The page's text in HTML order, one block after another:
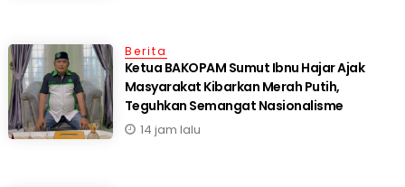
Berita
Ketua BAKOPAM Sumut Ibnu Hajar Ajak
Masyarakat Kibarkan Merah Putih,
Teguhkan Semangat Nasionalisme
14 jam lalu